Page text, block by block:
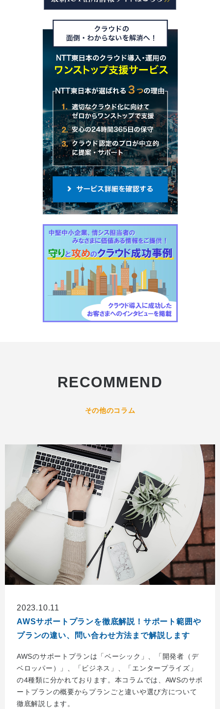
RECOMMEND
その他のコラム
2023.10.11
AWSサポートプランを徹底解説！サポート範囲や
プランの違い、問い合わせ方法まで解説します
AWSのサポートプランは「ベーシック」、「開発者（デ
ベロッパー）」、「ビジネス」、「エンタープライズ」
の4種類に分かれております。本コラムでは、AWSのサポ
ートプランの概要からプランごと違いや選び方について
徹底解説します。